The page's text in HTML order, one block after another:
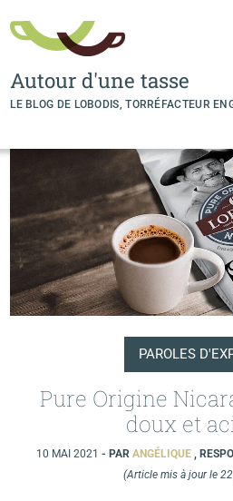
Autour d'une tasse
LE BLOG DE LOBODIS, TORRÉFACTEUR
PAROLES
Pure Origine
doux et
10 MAI 2021 - PAR ANGÉLIQUE ,
(Article mis à jour le